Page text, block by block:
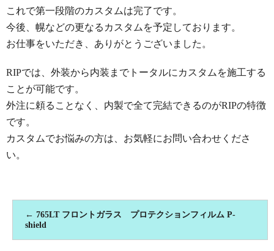
これで第一段階のカスタムは完了です。
今後、幌などの更なるカスタムを予定しております。
お仕事をいただき、ありがとうございました。
RIPでは、外装から内装までトータルにカスタムを施工する
ことが可能です。
外注に頼ることなく、内製で全て完結できるのがRIPの特徴
です。
カスタムでお悩みの方は、お気軽にお問い合わせくださ
い。
← 765LT フロントガラス プロテクションフィルム P-
shield